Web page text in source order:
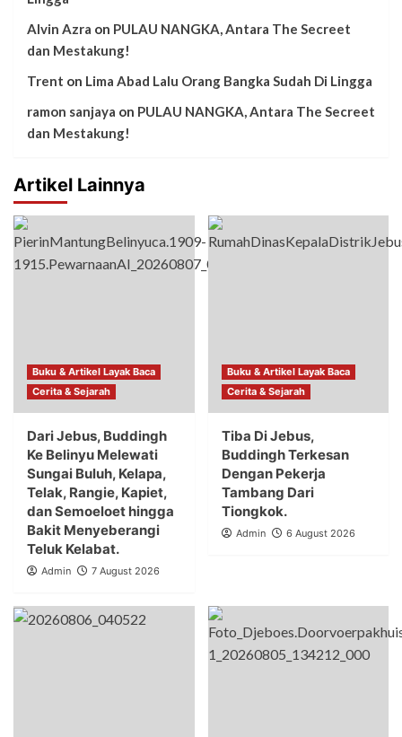
Alvin Azra on PULAU NANGKA, Antara The Secreet
dan Mestakung!
Trent on Lima Abad Lalu Orang Bangka Sudah Di Lingga
ramon sanjaya on PULAU NANGKA, Antara The Secreet
dan Mestakung!
Artikel Lainnya
Buku & Artikel Layak Baca
Cerita & Sejarah
Dari Jebus, Buddingh
Ke Belinyu Melewati
Sungai Buluh, Kelapa,
Telak, Rangie, Kapiet,
dan Semoeloet hingga
Bakit Menyeberangi
Teluk Kelabat.
Admin 7 August 2026
Buku & Artikel Layak Baca
Cerita & Sejarah
Tiba Di Jebus,
Buddingh Terkesan
Dengan Pekerja
Tambang Dari
Tiongkok.
Admin 6 August 2026